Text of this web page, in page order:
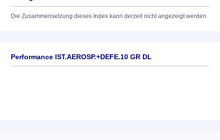
Die Zusammensetzung dieses Index kann derzeit nicht angezeigt werden.
Performance IST.AEROSP.+DEFE.10 GR DL